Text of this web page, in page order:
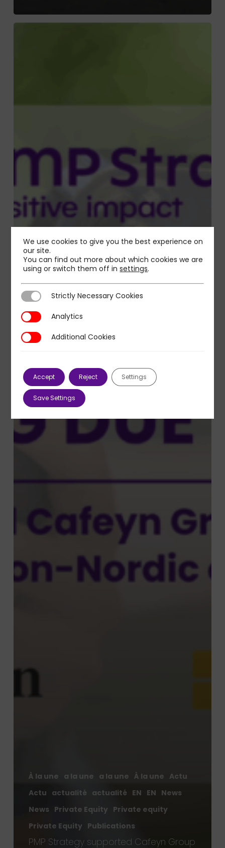
À la une a la une a la une À la une Actu
Actu actualité actualité EN EN News
News Private Equity Private equity
Private Equity Publications
PMP Strategy supported Cafeyn Group
We use cookies to give you the best experience on
our site.
You can find out more about which cookies we are
using or switch them off insettings.
Strictly Necessary Cookies
Strictly Necessary Cookies
AnalyticsAnalytics
Additional Cookies
Additional Cookies
Accept Reject Settings
Save Settings